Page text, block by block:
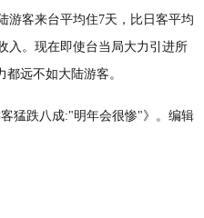
游客来台平均住7天，比日客平均
入。现在即使台当局大力引进所
远不如大陆游客。
猛跌八成:"明年会很惨"》。编辑